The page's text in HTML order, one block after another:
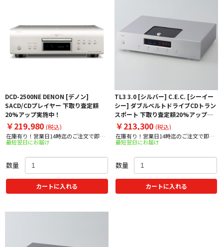
DCD-2500NE DENON [デノン]
SACD/CDプレイヤー 下取り査定額
20%アップ実施中！
￥219,980 (税込)
在庫有り！営業日14時迄のご注文で即日
出荷！
最短翌日にお届け
数量
カートに入れる
TL3 3.0 [シルバー] C.E.C. [シーイー
シー] ダブルベルトドライブCDトラン
スポート 下取り査定額20%アップ実
施中！
￥213,300 (税込)
在庫有り！営業日14時迄のご注文で即日
出荷！
最短翌日にお届け
数量
カートに入れる